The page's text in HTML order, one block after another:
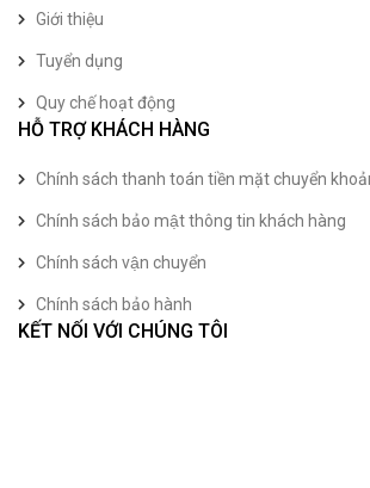
Giới thiệu
Tuyển dụng
Quy chế hoạt động
HỖ TRỢ KHÁCH HÀNG
Chính sách thanh toán tiền mặt chuyển
Chính sách bảo mật thông tin khách hàng
Chính sách vận chuyển
Chính sách bảo hành
KẾT NỐI VỚI CHÚNG TÔI